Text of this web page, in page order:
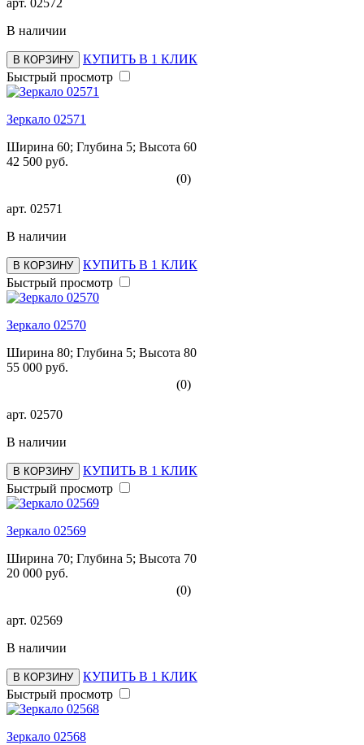
В наличии
В КОРЗИНУ
КУПИТЬ В 1 КЛИК
Быстрый просмотр
Зеркало 02571
Ширина 60; Глубина 5; Высота 60
42 500 руб.
(0)
арт. 02571
В наличии
В КОРЗИНУ
КУПИТЬ В 1 КЛИК
Быстрый просмотр
Зеркало 02570
Ширина 80; Глубина 5; Высота 80
55 000 руб.
(0)
арт. 02570
В наличии
В КОРЗИНУ
КУПИТЬ В 1 КЛИК
Быстрый просмотр
Зеркало 02569
Ширина 70; Глубина 5; Высота 70
20 000 руб.
(0)
арт. 02569
В наличии
В КОРЗИНУ
КУПИТЬ В 1 КЛИК
Быстрый просмотр
Зеркало 02568